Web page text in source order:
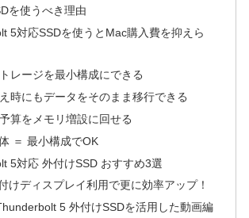
を使うべき理由
5対応SSDを使うとMac購入費を抑えら
レージを最小構成にできる
時にもデータをそのまま移行できる
算をメモリ増設に回せる
＝ 最小構成でOK
5対応 外付けSSD おすすめ3選
けディスプレイ利用で更に効率アップ！
5 外付けSSDを活用した動画編